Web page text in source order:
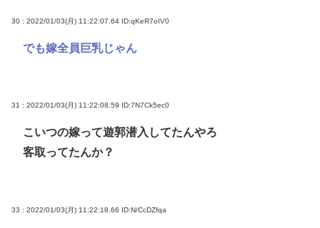
30 : 2022/01/03(月) 11:22:07.64 ID:qKeR7oIV0
でも嫁全員巨乳じゃん
31 : 2022/01/03(月) 11:22:08.59 ID:7N7Ck5ec0
こいつの嫁って遊郭潜入してたんやろ
客取ってたんか？
33 : 2022/01/03(月) 11:22:18.66 ID:N/CcDZfqa